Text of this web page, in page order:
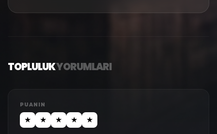
TOPLULUKYORUMLARI
PUANIN
★ ★ ★ ★ ★